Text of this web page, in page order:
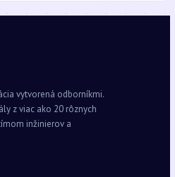
vytvorená odborníkmi.
z viac ako 20 rôznych
inžinierov a